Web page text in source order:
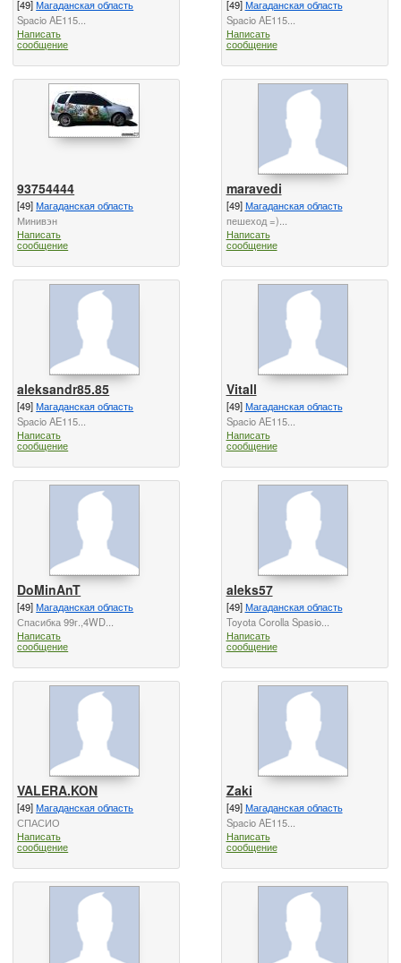
[49]Магаданская область
Spacio AE115...
Написать
сообщение
[49]Магаданская область
Spacio AE115...
Написать
сообщение
93754444
[49]Магаданская область
Минивэн
Написать
сообщение
maravedi
[49]Магаданская область
пешеход =)...
Написать
сообщение
aleksandr85.85
[49]Магаданская область
Spacio AE115...
Написать
сообщение
Vitall
[49]Магаданская область
Spacio AE115...
Написать
сообщение
DoMinAnT
[49]Магаданская область
Спасибка 99г.,4WD...
Написать
сообщение
aleks57
[49]Магаданская область
Toyota Corolla Spasio...
Написать
сообщение
VALERA.KON
[49]Магаданская область
СПАСИО
Написать
сообщение
Zaki
[49]Магаданская область
Spacio AE115...
Написать
сообщение